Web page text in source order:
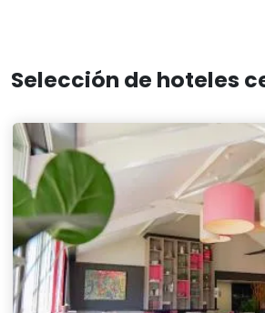
Selección de hoteles